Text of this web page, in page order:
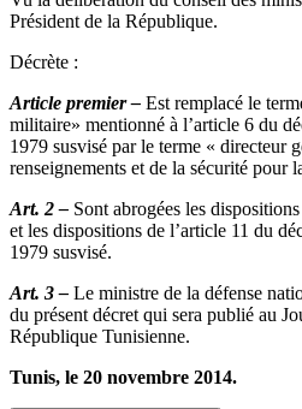
Président de la République.
Décrète :
Article premier – Est remplacé le
militaire» mentionné à l’article 6 du
1979 susvisé par le terme « directeur
renseignements et de la sécurité pour
Art. 2 – Sont abrogées les
et les dispositions de l’article 11 du
1979 susvisé.
Art. 3 – Le ministre de la défense
du présent décret qui sera publié au
République Tunisienne.
Tunis, le 20 novembre 2014.